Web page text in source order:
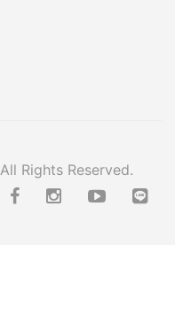
Rights Reserved.